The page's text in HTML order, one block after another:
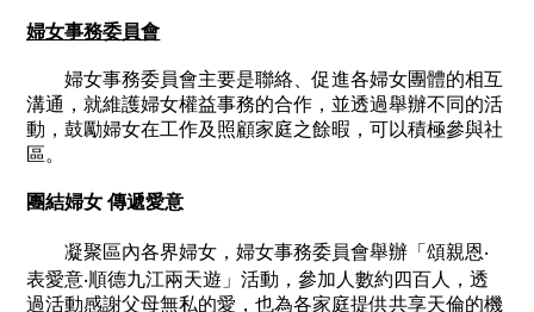
婦女事務委員會
婦女事務委員會主要是聯絡、促進各婦女團體的相互
溝通，就維護婦女權益事務的合作，並透過舉辦不同的活
動，鼓勵婦女在工作及照顧家庭之餘暇，可以積極參與社
區。
團結婦女 傳遞愛意
凝聚區內各界婦女，婦女事務委員會舉辦「頌親恩‧
表愛意‧順德九江兩天遊」活動，參加人數約四百人，透
過活動感謝父母無私的愛，也為各家庭提供共享天倫的機